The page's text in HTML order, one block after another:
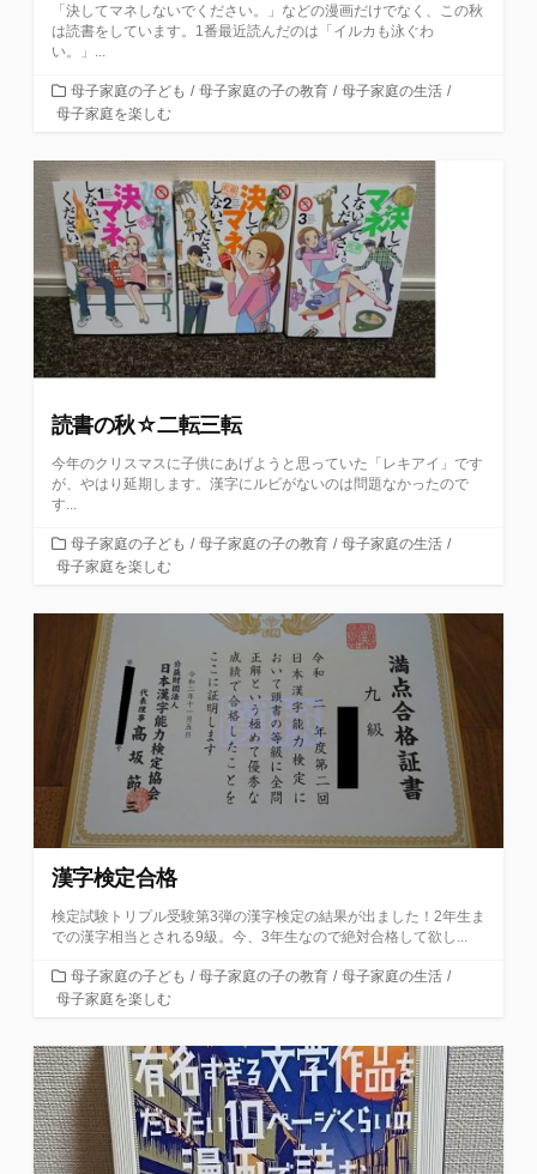
「決してマネしないでください。」などの漫画だけでなく、この秋
は読書をしています。1番最近読んだのは「イルカも泳ぐわ
い。」...
カ
テ
リ
ー
母子家庭の子ども / 母子家庭の子の教育 / 母子家庭の生活 /
母子家庭を楽しむ
読書の秋☆二転三転
今年のクリスマスに子供にあげようと思っていた「レキアイ」です
が、やはり延期します。漢字にルビがないのは問題なかったので
す...
カ
テ
リ
母子家庭の子ども / 母子家庭の子の教育 / 母子家庭の生活 /
母子家庭を楽しむ
漢字検定合格
検定試験トリプル受験第3弾の漢字検定の結果が出ました！2年生ま
での漢字相当とされる9級。今、3年生なので絶対合格して欲し...
カ
テ
リ
ー
母子家庭の子ども / 母子家庭の子の教育 / 母子家庭の生活 /
母子家庭を楽しむ